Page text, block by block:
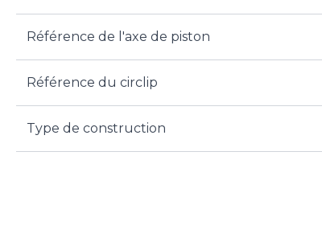
Référence de l'axe de piston
Référence du circlip
Type de construction